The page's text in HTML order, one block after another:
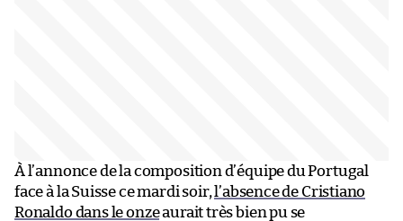
À l’annonce de la composition d’équipe du Portugal
face à la Suisse ce mardi soir, l’absence de Cristiano
Ronaldo dans le onzeaurait très bien pu se